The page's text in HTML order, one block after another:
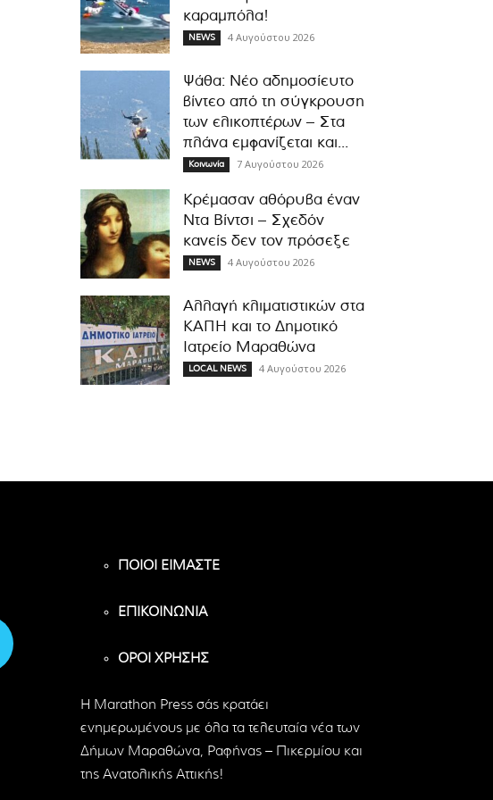
καραμπόλα!
NEWS 4 Αυγούστου 2026
Ψάθα: Νέο αδημοσίευτο
βίντεο από τη σύγκρουση
των ελικοπτέρων – Στα
πλάνα εμφανίζεται και...
Κοινωνία 7 Αυγούστου 2026
Κρέμασαν αθόρυβα έναν
Ντα Βίντσι – Σχεδόν
κανείς δεν τον πρόσεξε
NEWS 4 Αυγούστου 2026
Αλλαγή κλιματιστικών στα
ΚΑΠΗ και το Δημοτικό
Ιατρείο Μαραθώνα
LOCAL NEWS 4 Αυγούστου 2026
ΠΟΙΟΙ ΕΙΜΑΣΤΕ
ΕΠΙΚΟΙΝΩΝΙΑ
ΟΡΟΙ ΧΡΗΣΗΣ
H Marathon Press σάς κρατάει
ενημερωμένους με όλα τα τελευταία νέα των
Δήμων Μαραθώνα, Ραφήνας – Πικερμίου και
της Ανατολικής Αττικής!